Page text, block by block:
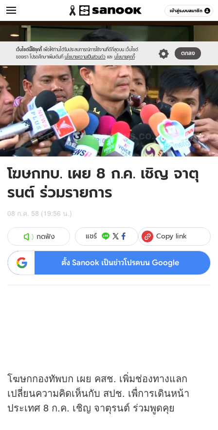
เข้าสู่ระบบสมาชิก
ข่าว หมวดอื่นๆ
เว็บไซต์นี้ใช้คุกกี้ เพื่อให้ท่านได้รับประสบการณ์การใช้งานที่ดีที่สุดบน เว็บไซต์
ของเรา โปรดศึกษาเพิ่มเติมที่ นโยบายความเป็นส่วนตัว และ นโยบายคุกกี้
ตกลง
Sanook
//s.isanook.com/sr/0/images/logo-
new-
sanook.png
//s.isanook.com/ns/0/ud/365/1826351/630556-
01.jpg
โฆษกทบ. เผย 8 ก.ค. เชิญ จาตุ
รนต์ ร่วมรายการ
08 ก.ค. 58 (19:56 น.)
กดฟัง แชร์ Copy link
ตั้ง Sanook เป็นข่าวโปรดบน Google
โฆษกกองทัพบก เผย คสช. เพิ่มช่องทางแลก
เปลี่ยนความคิดเห็นกับ สปช. เพื่การเดินหน้า
ประเทศ 8 ก.ค. เชิญ จาตุรนต์ ร่วมพูดคุย